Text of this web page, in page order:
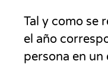
Tal y como se
el año
persona en